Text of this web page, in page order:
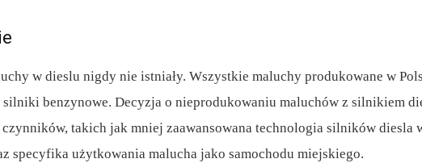
w dieslu nigdy nie istniały. Wszystkie maluchy produkowane w
silniki benzynowe. Decyzja o nieprodukowaniu maluchów z silnikiem
takich jak mniej zaawansowana technologia silników diesla
specyfika użytkowania malucha jako samochodu miejskiego.